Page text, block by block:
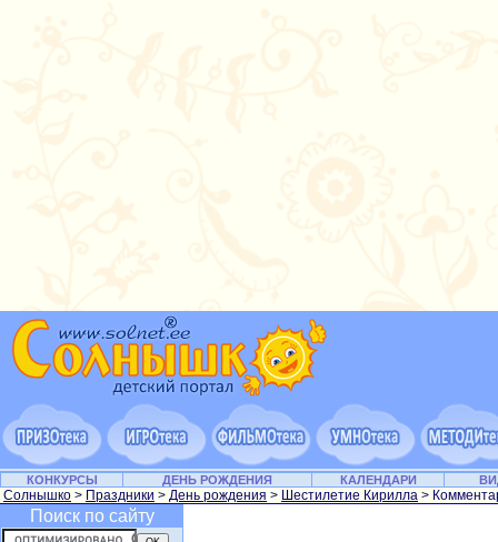
КОНКУРСЫ ДЕНЬ РОЖДЕНИЯ КАЛЕНДАРИ
Солнышко > Праздники > День рождения > Шестилетие Кирилла >
Поиск по сайту